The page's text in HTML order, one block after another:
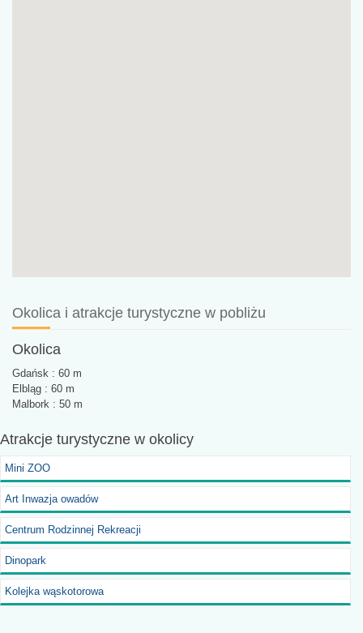
Okolica i atrakcje turystyczne w pobliżu
Okolica
Gdańsk : 60 m
Elbląg : 60 m
Malbork : 50 m
Atrakcje turystyczne w okolicy
Mini ZOO
Art Inwazja owadów
Centrum Rodzinnej Rekreacji
Dinopark
Kolejka wąskotorowa